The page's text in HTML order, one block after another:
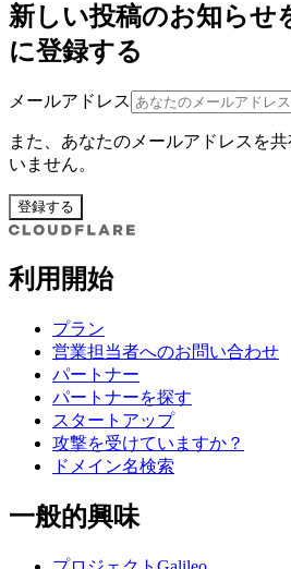
新しい投稿のお知らせ
に登録する
メールアドレス
また、あなたのメールアドレスを
いません。
登録する
利用開始
プラン
営業担当者へのお問い合わせ
パートナー
パートナーを探す
スタートアップ
攻撃を受けていますか？
ドメイン名検索
一般的興味